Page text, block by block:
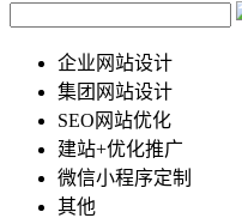
企业网站设计
集团网站设计
SEO网站优化
建站+优化推广
微信小程序定制
其他